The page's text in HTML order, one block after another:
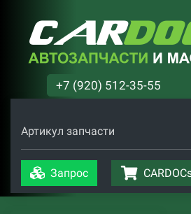
+7 (920) 512-35-55
Артикул запчасти
Запрос